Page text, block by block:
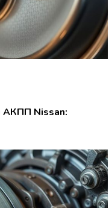
АКПП Nissan: